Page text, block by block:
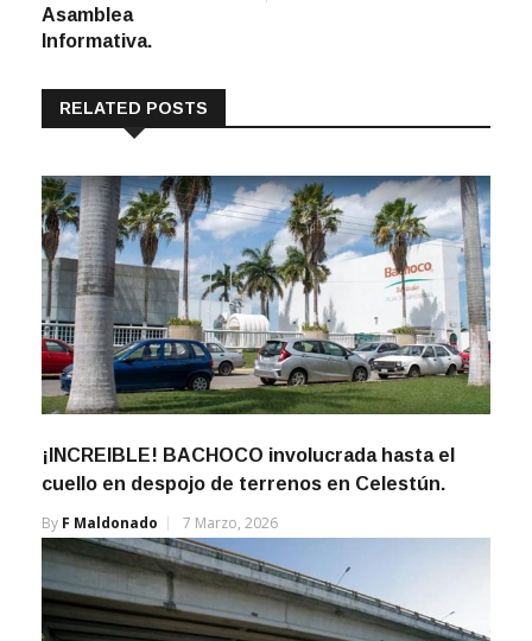
Asamblea
Informativa.
RELATED POSTS
¡INCREIBLE! BACHOCO involucrada hasta el
cuello en despojo de terrenos en Celestún.
By F Maldonado 7 Marzo, 2026